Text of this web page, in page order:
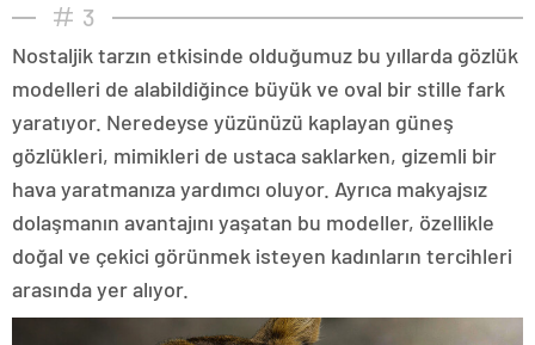
3
Nostaljik tarzın etkisinde olduğumuz bu yıllarda gözlük
modelleri de alabildiğince büyük ve oval bir stille fark
yaratıyor. Neredeyse yüzünüzü kaplayan güneş
gözlükleri, mimikleri de ustaca saklarken, gizemli bir
hava yaratmanıza yardımcı oluyor. Ayrıca makyajsız
dolaşmanın avantajını yaşatan bu modeller, özellikle
doğal ve çekici görünmek isteyen kadınların tercihleri
arasında yer alıyor.